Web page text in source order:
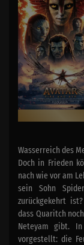
Wasserreich des
Doch in Frieden
nach wie vor am
sein Sohn
zurückgekehrt
dass Quaritch
Neteyam gibt.
vorgestellt: die